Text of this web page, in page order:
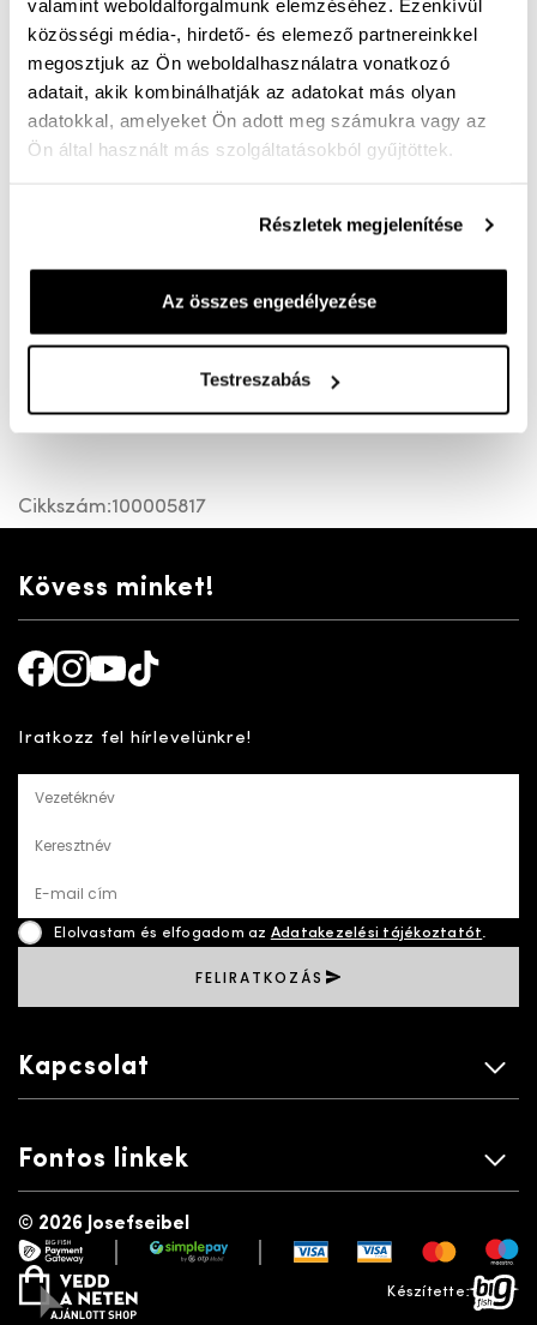
valamint weboldalforgalmunk elemzéséhez. Ezenkívül
közösségi média-, hirdető- és elemező partnereinkkel
megosztjuk az Ön weboldalhasználatra vonatkozó
adatait, akik kombinálhatják az adatokat más olyan
adatokkal, amelyeket Ön adott meg számukra vagy az
Ön által használt más szolgáltatásokból gyűjtöttek.
Részletek megjelenítése
Az összes engedélyezése
Testreszabás
Szállítási idő:
1-3 munkanap
eg egyszerű gumi papucs, harántemelővel és
Cikkszám:100005817
Kövess minket!
Iratkozz fel hírlevelünkre!
Vezetéknév
Keresztnév
E-mail cím
Elolvastam és elfogadom az Adatakezelési tájékoztatót.
FELIRATKOZÁS
Kapcsolat
Fontos linkek
© 2026 Josefseibel
payment gatewaysimplepay
vedd a neten
Készítette:bigfish